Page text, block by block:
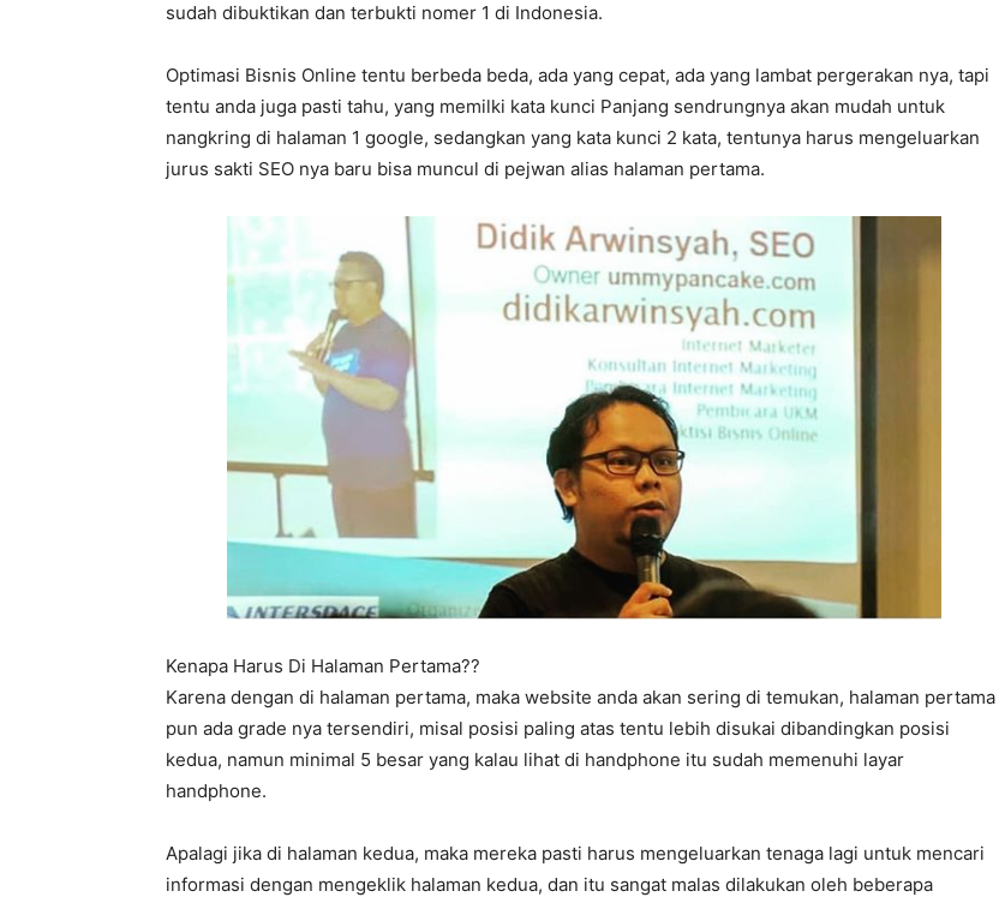
sudah dibuktikan dan terbukti nomer 1 di Indonesia.
Optimasi Bisnis Online tentu berbeda beda, ada yang cepat, ada yang lambat pergerakan nya, tapi
tentu anda juga pasti tahu, yang memilki kata kunci Panjang sendrungnya akan mudah untuk
nangkring di halaman 1 google, sedangkan yang kata kunci 2 kata, tentunya harus mengeluarkan
jurus sakti SEO nya baru bisa muncul di pejwan alias halaman pertama.
Kenapa Harus Di Halaman Pertama??
Karena dengan di halaman pertama, maka website anda akan sering di temukan, halaman pertama
pun ada grade nya tersendiri, misal posisi paling atas tentu lebih disukai dibandingkan posisi
kedua, namun minimal 5 besar yang kalau lihat di handphone itu sudah memenuhi layar
handphone.
Apalagi jika di halaman kedua, maka mereka pasti harus mengeluarkan tenaga lagi untuk mencari
informasi dengan mengeklik halaman kedua, dan itu sangat malas dilakukan oleh beberapa